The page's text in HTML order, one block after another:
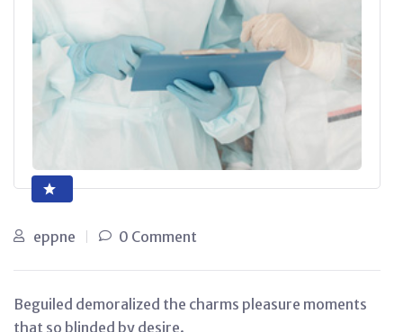
eppne 0 Comment
Beguiled demoralized the charms pleasure moments
that so blinded by desire.